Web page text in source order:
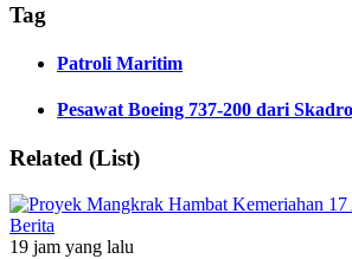
Tag
Patroli Maritim
Pesawat Boeing 737-200 dari
Related (List)
Berita
19 jam yang lalu